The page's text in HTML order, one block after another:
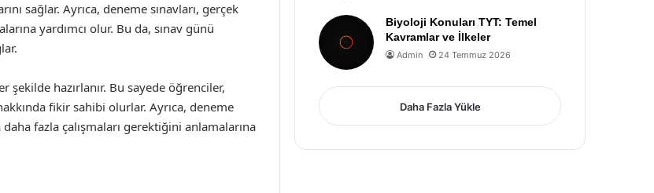
sağlar. Ayrıca, deneme sınavları, gerçek
yardımcı olur. Bu da, sınav günü
şekilde hazırlanır. Bu sayede öğrenciler,
fikir sahibi olurlar. Ayrıca, deneme
fazla çalışmaları gerektiğini anlamalarına
Biyoloji Konuları TYT: Temel
Kavramlar ve İlkeler
Admin 24 Temmuz 2026
Daha Fazla Yükle